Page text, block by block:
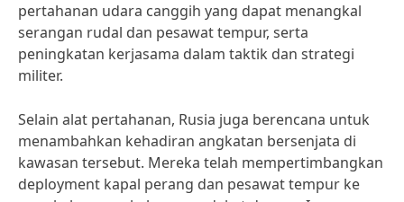
pertahanan udara canggih yang dapat menangkal
serangan rudal dan pesawat tempur, serta
peningkatan kerjasama dalam taktik dan strategi
militer.
Selain alat pertahanan, Rusia juga berencana untuk
menambahkan kehadiran angkatan bersenjata di
kawasan tersebut. Mereka telah mempertimbangkan
deployment kapal perang dan pesawat tempur ke